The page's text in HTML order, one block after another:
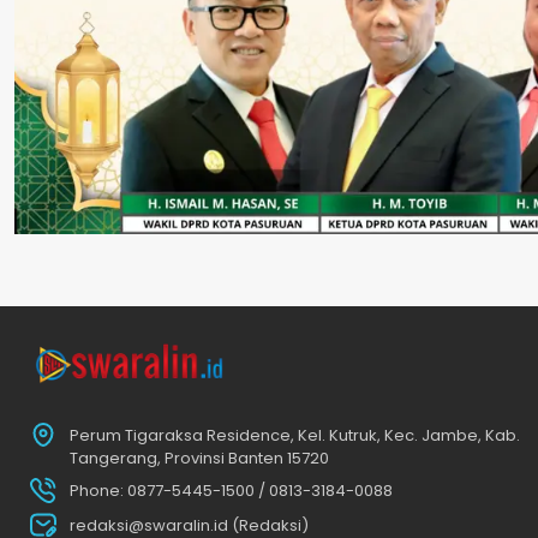
Perum Tigaraksa Residence, Kel. Kutruk, Kec. Jambe, Kab.
Tangerang, Provinsi Banten 15720
Phone: 0877-5445-1500 / 0813-3184-0088
redaksi@swaralin.id (Redaksi)